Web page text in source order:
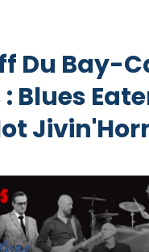
Du Bay-
Blues